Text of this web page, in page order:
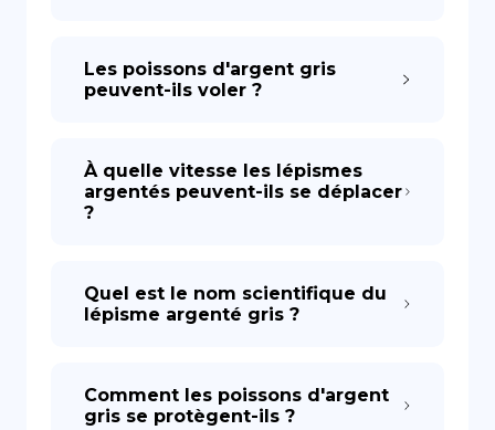
Les poissons d'argent gris
peuvent-ils voler ?
À quelle vitesse les lépismes
argentés peuvent-ils se déplacer
?
Quel est le nom scientifique du
lépisme argenté gris ?
Comment les poissons d'argent
gris se protègent-ils ?